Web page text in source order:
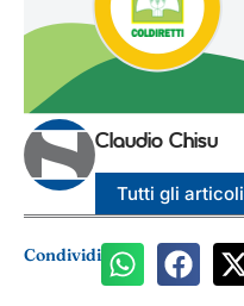
Claudio Chisu
Tutti gli articoli
Condividi